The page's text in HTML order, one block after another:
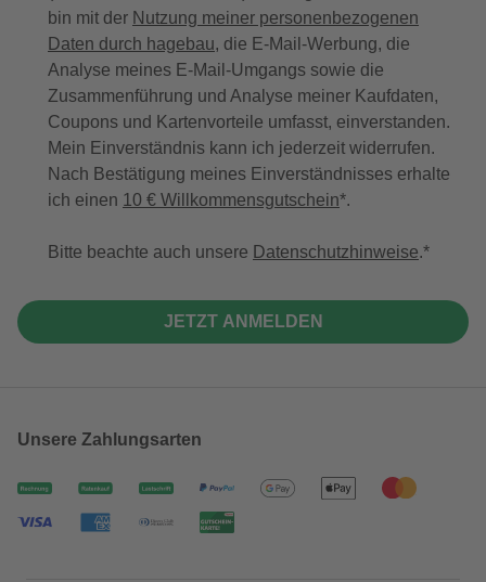
bin mit der Nutzung meiner personenbezogenen
Daten durch hagebau, die E-Mail-Werbung, die
Analyse meines E-Mail-Umgangs sowie die
Zusammenführung und Analyse meiner Kaufdaten,
Coupons und Kartenvorteile umfasst, einverstanden.
Mein Einverständnis kann ich jederzeit widerrufen.
Nach Bestätigung meines Einverständnisses erhalte
ich einen 10 € Willkommensgutschein*.
Bitte beachte auch unsere Datenschutzhinweise.
JETZT ANMELDEN
Unsere Zahlungsarten